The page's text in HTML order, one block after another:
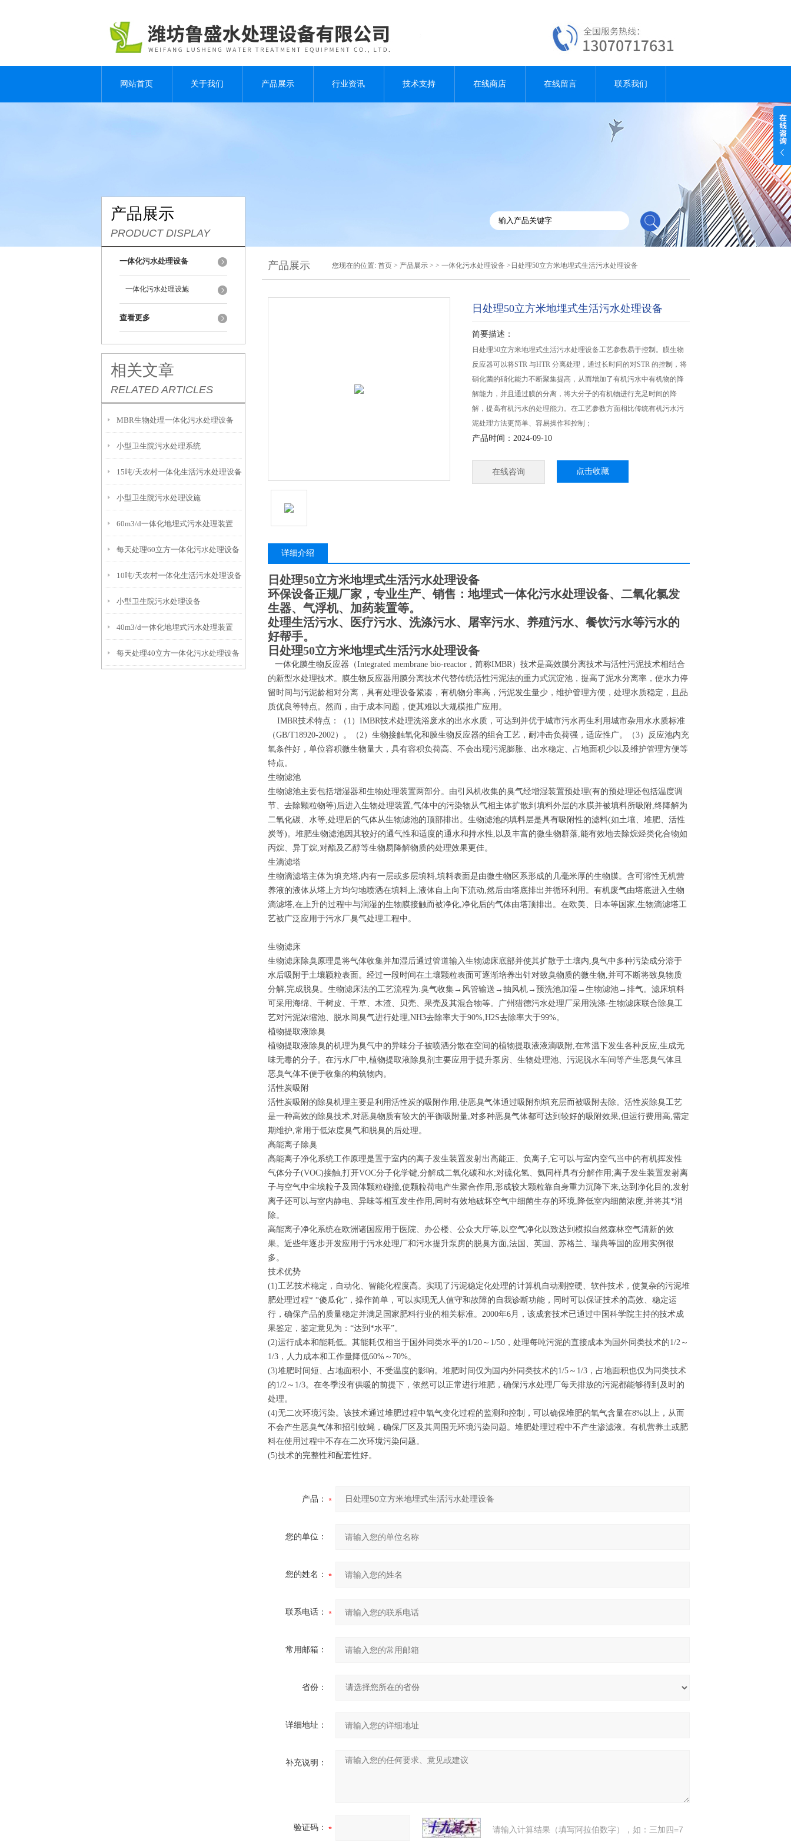
网站首页 关于我们 产品展示 行业资讯 技术支持 在线商店 在线留言 联系我们
产品展示
PRODUCT DISPLAY
一体化污水处理设备
一体化污水处理设施
查看更多
相关文章
RELATED ARTICLES
MBR生物处理一体化污水处理设备
小型卫生院污水处理系统
15吨/天农村一体化生活污水处理设备
小型卫生院污水处理设施
60m3/d一体化地埋式污水处理装置
每天处理60立方一体化污水处理设备
10吨/天农村一体化生活污水处理设备
小型卫生院污水处理设备
40m3/d一体化地埋式污水处理装置
每天处理40立方一体化污水处理设备
产品展示 您现在的位置: 首页 > 产品展示 > > 一体化污水处理设备 >日处理50立方米地埋式生活污水处理设备
日处理50立方米地埋式生活污水处理设备
简要描述：
日处理50立方米地埋式生活污水处理设备工艺参数易于控制。膜生物
反应器可以将STR 与HTR 分离处理，通过长时间的对STR 的控制，将
硝化菌的硝化能力不断聚集提高，从而增加了有机污水中有机物的降
解能力，并且通过膜的分离，将大分子的有机物进行充足时间的降
解，提高有机污水的处理能力。在工艺参数方面相比传统有机污水污
泥处理方法更简单、容易操作和控制；
产品时间：2024-09-10
在线咨询 点击收藏
详细介绍
日处理50立方米地埋式生活污水处理设备
环保设备正规厂家，专业生产、销售：地埋式一体化污水处理设备、二氧化氯发
生器、气浮机、加药装置等。
处理生活污水、医疗污水、洗涤污水、屠宰污水、养殖污水、餐饮污水等污水的
好帮手。
日处理50立方米地埋式生活污水处理设备
一体化膜生物反应器（Integrated membrane bio-reactor，简称IMBR）技术是高效膜分离技术与活性污泥技术相结合
的新型水处理技术。膜生物反应器用膜分离技术代替传统活性污泥法的重力式沉淀池，提高了泥水分离率，使水力停
留时间与污泥龄相对分离，具有处理设备紧凑，有机物分率高，污泥发生量少，维护管理方便，处理水质稳定，且品
质优良等特点。然而，由于成本问题，使其难以大规模推广应用。
IMBR技术特点：（1）IMBR技术处理洗浴废水的出水水质，可达到并优于城市污水再生利用城市杂用水水质标准
（GB/T18920-2002）。（2）生物接触氧化和膜生物反应器的组合工艺，耐冲击负荷强，适应性广。（3）反应池内充
氧条件好，单位容积微生物量大，具有容积负荷高、不会出现污泥膨胀、出水稳定、占地面积少以及维护管理方便等
特点。
生物滤池
生物滤池主要包括增湿器和生物处理装置两部分。由引风机收集的臭气经增湿装置预处理(有的预处理还包括温度调
节、去除颗粒物等)后进入生物处理装置,气体中的污染物从气相主体扩散到填料外层的水膜并被填料所吸附,终降解为
二氧化碳、水等,处理后的气体从生物滤池的顶部排出。生物滤池的填料层是具有吸附性的滤料(如土壤、堆肥、活性
炭等)。堆肥生物滤池因其较好的通气性和适度的通水和持水性,以及丰富的微生物群落,能有效地去除烷烃类化合物如
丙烷、异丁烷,对酯及乙醇等生物易降解物质的处理效果更佳。
生滴滤塔
生物滴滤塔主体为填充塔,内有一层或多层填料,填料表面是由微生物区系形成的几毫米厚的生物膜。含可溶性无机营
养液的液体从塔上方均匀地喷洒在填料上,液体自上向下流动,然后由塔底排出并循环利用。有机废气由塔底进入生物
滴滤塔,在上升的过程中与润湿的生物膜接触而被净化,净化后的气体由塔顶排出。在欧美、日本等国家,生物滴滤塔工
艺被广泛应用于污水厂臭气处理工程中。
生物滤床
生物滤床除臭原理是将气体收集并加湿后通过管道输入生物滤床底部并使其扩散于土壤内,臭气中多种污染成分溶于
水后吸附于土壤颖粒表面。经过一段时间在土壤颗粒表面可逐渐培养出针对致臭物质的微生物,并可不断将致臭物质
分解,完成脱臭。生物滤床法的工艺流程为:臭气收集→风管输送→抽风机→预洗池加湿→生物滤池→排气。滤床填料
可采用海绵、干树皮、干草、木渣、贝壳、果壳及其混合物等。广州猎德污水处理厂采用洗涤-生物滤床联合除臭工
艺对污泥浓缩池、脱水间臭气进行处理,NH3去除率大于90%,H2S去除率大于99%。
植物提取液除臭
植物提取液除臭的机理为臭气中的异味分子被喷洒分散在空间的植物提取液液滴吸附,在常温下发生各种反应,生成无
味无毒的分子。在污水厂中,植物提取液除臭剂主要应用于提升泵房、生物处理池、污泥脱水车间等产生恶臭气体且
恶臭气体不便于收集的构筑物内。
活性炭吸附
活性炭吸附的除臭机理主要是利用活性炭的吸附作用,使恶臭气体通过吸附剂填充层而被吸附去除。活性炭除臭工艺
是一种高效的除臭技术,对恶臭物质有较大的平衡吸附量,对多种恶臭气体都可达到较好的吸附效果,但运行费用高,需定
期维护,常用于低浓度臭气和脱臭的后处理。
高能离子除臭
高能离子净化系统工作原理是置于室内的离子发生装置发射出高能正、负离子,它可以与室内空气当中的有机挥发性
气体分子(VOC)接触,打开VOC分子化学键,分解成二氧化碳和水;对硫化氢、氨同样具有分解作用;离子发生装置发射离
子与空气中尘埃粒子及固体颗粒碰撞,使颗粒荷电产生聚合作用,形成较大颗粒靠自身重力沉降下来,达到净化目的;发射
离子还可以与室内静电、异味等相互发生作用,同时有效地破坏空气中细菌生存的环境,降低室内细菌浓度,并将其*消
除。
高能离子净化系统在欧洲诸国应用于医院、办公楼、公众大厅等,以空气净化以致达到模拟自然森林空气清新的效
果。近些年逐步开发应用于污水处理厂和污水提升泵房的脱臭方面,法国、英国、苏格兰、瑞典等国的应用实例很
多。
技术优势
(1)工艺技术稳定，自动化、智能化程度高。实现了污泥稳定化处理的计算机自动测控硬、软件技术，使复杂的污泥堆
肥处理过程* “傻瓜化”，操作简单，可以实现无人值守和故障的自我诊断功能，同时可以保证技术的高效、稳定运
行，确保产品的质量稳定并满足国家肥料行业的相关标准。2000年6月，该成套技术已通过中国科学院主持的技术成
果鉴定，鉴定意见为：“达到*水平”。
(2)运行成本和能耗低。其能耗仅相当于国外同类水平的1/20～1/50，处理每吨污泥的直接成本为国外同类技术的1/2～
1/3，人力成本和工作量降低60%～70%。
(3)堆肥时间短、占地面积小、不受温度的影响。堆肥时间仅为国内外同类技术的1/5～1/3，占地面积也仅为同类技术
的1/2～1/3。在冬季没有供暖的前提下，依然可以正常进行堆肥，确保污水处理厂每天排放的污泥都能够得到及时的
处理。
(4)无二次环境污染。该技术通过堆肥过程中氧气变化过程的监测和控制，可以确保堆肥的氧气含量在8%以上，从而
不会产生恶臭气体和招引蚊蝇，确保厂区及其周围无环境污染问题。堆肥处理过程中不产生渗滤液。有机营养土或肥
料在使用过程中不存在二次环境污染问题。
(5)技术的完整性和配套性好。
产品：
您的单位：
您的姓名：
联系电话：
常用邮箱：
省份：
详细地址：
补充说明：
验证码： 请输入计算结果（填写阿拉伯数字），如：三加四=7